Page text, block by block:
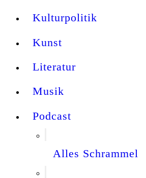
Kulturpolitik
Kunst
Literatur
Musik
Podcast
Alles Schrammel